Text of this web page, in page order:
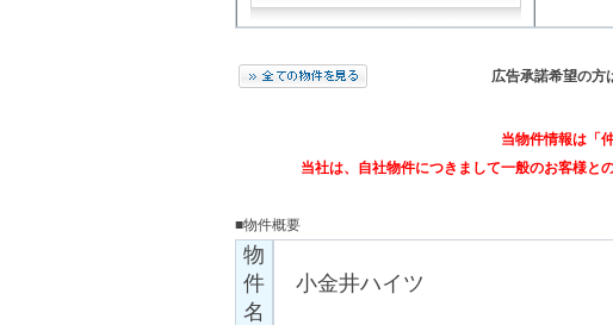
広告承諾希望の
当物件情報は「
当社は、自社物件につきまして一般のお客様と
■物件概要
物
件
名
小金井ハイツ